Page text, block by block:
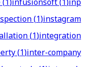
(1)instagram
(1)integration
(1)inter-company